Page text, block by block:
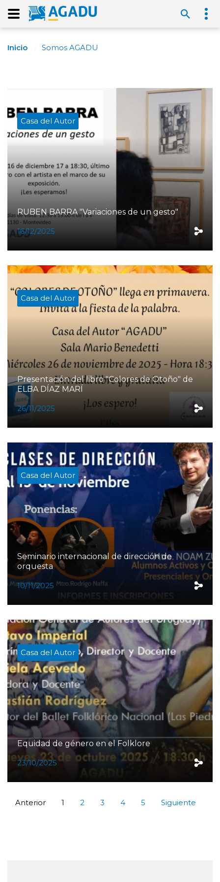
Inicio Somos AGADU
Casa del Autor
RUBEN BARRA "Variaciones de un gesto"
16/12/2025
Casa del Autor
Presentación del libro "Colores de Otoño" de
ELBA DÍAZ MARÍ
26/11/2025
Casa del Autor
Seminario internacional de dirección de
orquesta
10/11/2025
Casa del Autor
Equidad de género en el Folklore
23/10/2025
Anterior 1 2 3 4 5 Siguiente